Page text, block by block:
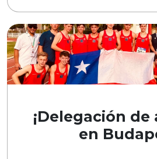
¡Delegación
en